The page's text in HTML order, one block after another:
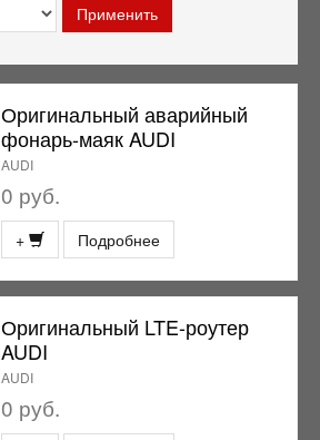
Оригинальный аварийный
фонарь-маяк AUDI
AUDI
0 руб.
+ Подробнее
Оригинальный LTE-роутер
AUDI
AUDI
0 руб.